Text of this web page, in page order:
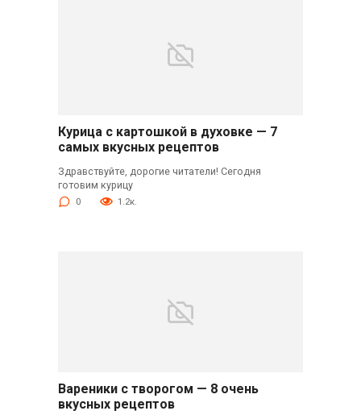
Курица с картошкой в духовке — 7
самых вкусных рецептов
Здравствуйте, дорогие читатели! Сегодня
готовим курицу
0 1.2к.
Вареники с творогом — 8 очень
вкусных рецептов